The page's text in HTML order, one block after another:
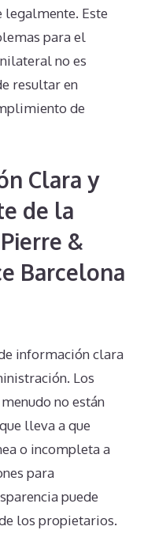
Este
para el
no es
resultar en
de
Clara y
de la
&
Barcelona
información clara
Los
no están
lleva a que
o incompleta a
para
puede
los propietarios.